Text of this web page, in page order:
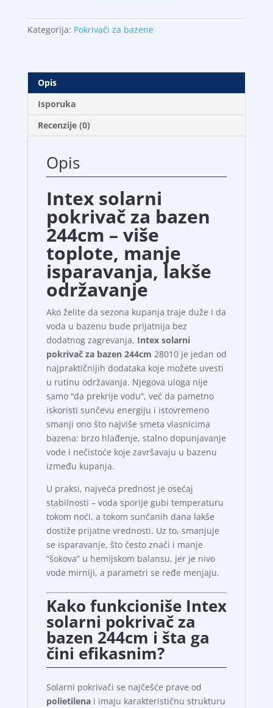
bazen
Kategorija: Pokrivači za bazene
Opis
Isporuka
Recenzije (0)
Opis
Intex solarni
pokrivač za bazen
244cm – više
toplote, manje
isparavanja, lakše
održavanje
Ako želite da sezona kupanja traje duže i da
voda u bazenu bude prijatnija bez
dodatnog zagrevanja, Intex solarni
pokrivač za bazen 244cm 28010 je jedan od
najpraktičnijih dodataka koje možete uvesti
u rutinu održavanja. Njegova uloga nije
samo “da prekrije vodu”, već da pametno
iskoristi sunčevu energiju i istovremeno
smanji ono što najviše smeta vlasnicima
bazena: brzo hlađenje, stalno dopunjavanje
vode i nečistoće koje završavaju u bazenu
između kupanja.
U praksi, najveća prednost je osećaj
stabilnosti – voda sporije gubi temperaturu
tokom noći, a tokom sunčanih dana lakše
dostiže prijatne vrednosti. Uz to, smanjuje
se isparavanje, što često znači i manje
“šokova” u hemijskom balansu, jer je nivo
vode mirniji, a parametri se ređe menjaju.
Kako funkcioniše Intex
solarni pokrivač za
bazen 244cm i šta ga
čini efikasnim?
Solarni pokrivači se najčešće prave od
polietilenai imaju karakterističnu strukturu